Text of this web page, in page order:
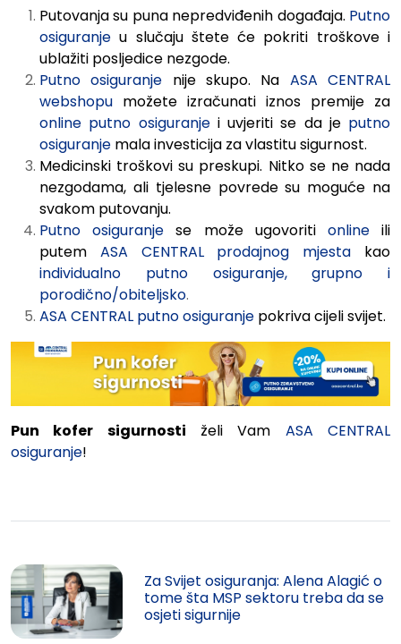
Putovanja su puna nepredviđenih događaja. Putno
osiguranje u slučaju štete će pokriti troškove i
ublažiti posljedice nezgode.
Putno osiguranje nije skupo. Na ASA CENTRAL
webshopu možete izračunati iznos premije za
online putno osiguranje i uvjeriti se da je putno
osiguranje malainvesticija zavlastitusigurnost.
Medicinski troškovi su preskupi. Nitko se ne nada
nezgodama, ali tjelesne povrede su moguće na
svakom putovanju.
Putno osiguranje se može ugovoriti online ili
putem
ASA CENTRAL prodajnog mjesta
kao
individualno putno osiguranje, grupno i
porodično/obiteljsko.
ASA CENTRAL putno osiguranje pokriva cijeli svijet.
Pun kofer sigurnosti želi Vam ASA CENTRAL
osiguranje!
Za Svijet osiguranja: Alena Alagić o
tome šta MSP sektoru treba da se
osjeti sigurnije